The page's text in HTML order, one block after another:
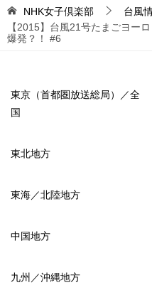
NHK女子倶楽部
台風
【2015】台風21号たまごヨー
爆発？！ #6
東京（首都圏放送総局）／全
国
東北地方
東海／北陸地方
中国地方
九州／沖縄地方